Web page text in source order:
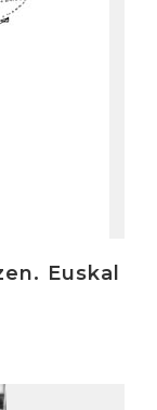
Euskal